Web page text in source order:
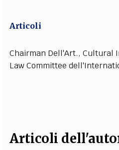
FILODIRITTO
Articoli
Chairman Dell'Art., Cultural
Law Committee
Articoli